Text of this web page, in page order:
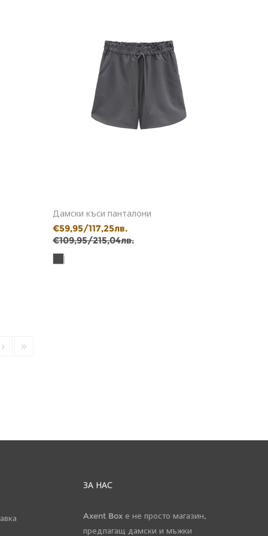
Дамски къси панталони
€59,95/117,25лв.
€109,95/215,04лв.
ЗА НАС
Axent Box е не просто магазин,
предлагащ дамски и мъжки